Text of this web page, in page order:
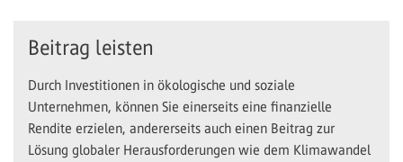
Beitrag leisten
Durch Investitionen in ökologische und soziale
Unternehmen, können Sie einerseits eine finanzielle
Rendite erzielen, andererseits auch einen Beitrag zur
Lösung globaler Herausforderungen wie dem Klimawandel